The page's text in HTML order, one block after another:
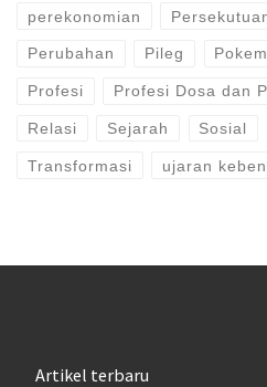
perekonomian
Perubahan Pileg
Profesi Profesi Dosa dan
Relasi Sejarah Sosial
Transformasi ujaran
Artikel terbaru